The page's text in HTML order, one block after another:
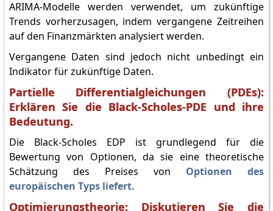
ARIMA-Modelle werden verwendet, um zukünftige
Trends vorherzusagen, indem vergangene Zeitreihen
auf den Finanzmärkten analysiert werden.
Vergangene Daten sind jedoch nicht unbedingt ein
Indikator für zukünftige Daten.
Partielle Differentialgleichungen (PDEs):
Erklären Sie die Black-Scholes-PDE und ihre
Bedeutung.
Die Black-Scholes EDP ist grundlegend für die
Bewertung von Optionen, da sie eine theoretische
Schätzung des Preises von Optionen des
europäischen Typs liefert.
Optimierungstheorie: Diskutieren Sie die